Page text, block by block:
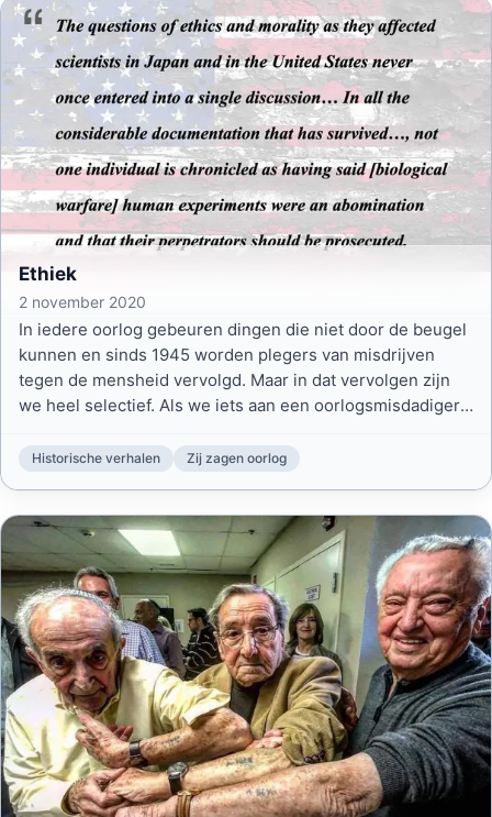
Ethiek
2 november 2020
In iedere oorlog gebeuren dingen die niet door de beugel
kunnen en sinds 1945 worden plegers van misdrijven
tegen de mensheid vervolgd. Maar in dat vervolgen zijn
we heel selectief. Als we iets aan een oorlogsmisdadiger
eindeloos. Er zijn altijd mensen die dat voor ze regelen.
Historische verhalen Zij zagen oorlog